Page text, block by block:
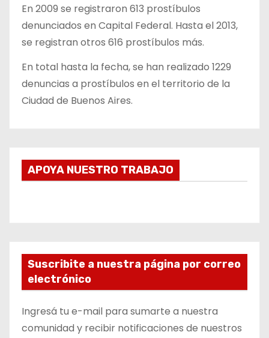
En 2009 se registraron 613 prostíbulos
denunciados en Capital Federal. Hasta el 2013,
se registran otros 616 prostíbulos más.
En total hasta la fecha, se han realizado 1229
denuncias a prostíbulos en el territorio de la
Ciudad de Buenos Aires.
APOYA NUESTRO TRABAJO
Suscribite a nuestra página por correo
electrónico
Ingresá tu e-mail para sumarte a nuestra
comunidad y recibir notificaciones de nuestros